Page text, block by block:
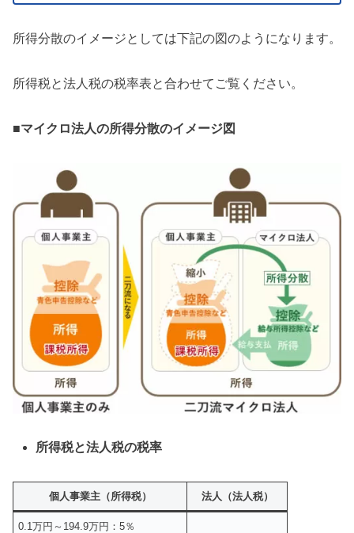
所得分散のイメージとしては下記の図のようになります。
所得税と法人税の税率表と合わせてご覧ください。
■マイクロ法人の所得分散のイメージ図
所得税と法人税の税率
個人事業主（所得税） 法人（法人税）
0.1万円～194.9万円：5％